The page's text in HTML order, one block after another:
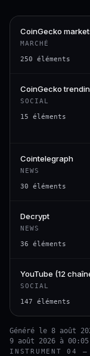
CoinGecko
MARCHÉ
250 éléments
CoinGecko
SOCIAL
15 éléments
Cointelegraph
NEWS
30 éléments
Decrypt
NEWS
36 éléments
YouTube (12
SOCIAL
147 éléments
Généré le 8 août
9 août 2026 à 00:05
INSTRUMENT 04 —